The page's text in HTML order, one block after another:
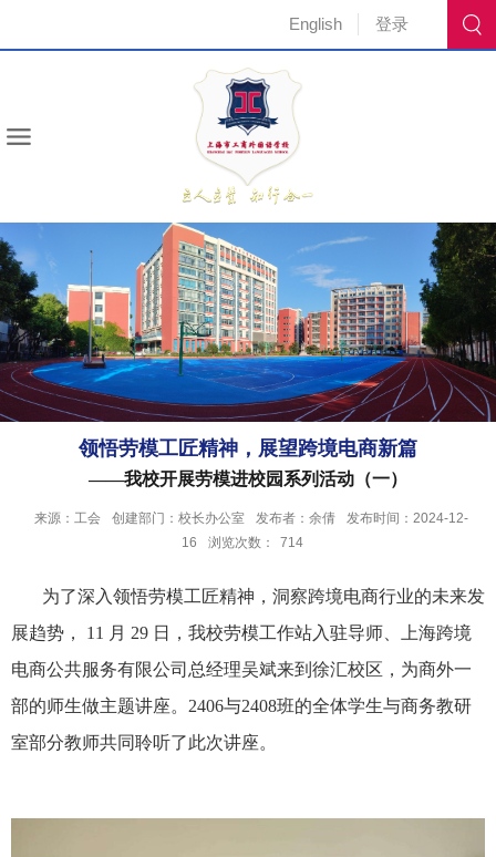
English 登录
领悟劳模工匠精神，展望跨境电商新篇
——我校开展劳模进校园系列活动（一）
来源：工会 创建部门：校长办公室 发布者：余倩
发布时间：2024-12-
16
浏览次数： 714
为了深入领悟劳模工匠精神，洞察跨境电商行业的未来发
展趋势，
11 月 29 日，我校劳模工作站入驻导师、上海跨境
电商公共服务有限公司总经理吴斌来到徐汇校区，为商外一
部的师生做主题讲座。 2406与2408班的全体学生与商务教研
室部分教师共同聆听了此次讲座。